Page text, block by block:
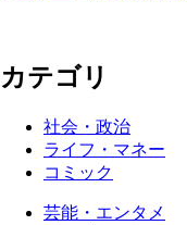
カテゴリ
社会・政治
ライフ・マネー
コミック
芸能・エンタメ